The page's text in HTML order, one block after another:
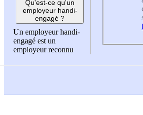
Qu'est-ce qu'un
employeur handi-
engagé ?
Un employeur handi-
engagé est un
employeur reconnu